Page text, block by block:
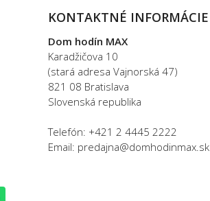
KONTAKTNÉ INFORMÁCIE
Dom hodín MAX
Karadžičova 10
(stará adresa Vajnorská 47)
821 08 Bratislava
Slovenská republika
Telefón: +421 2 4445 2222
Email: predajna@domhodinmax.sk